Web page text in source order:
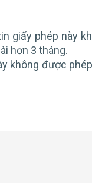
giấy phép này
hơn 3 tháng.
không được